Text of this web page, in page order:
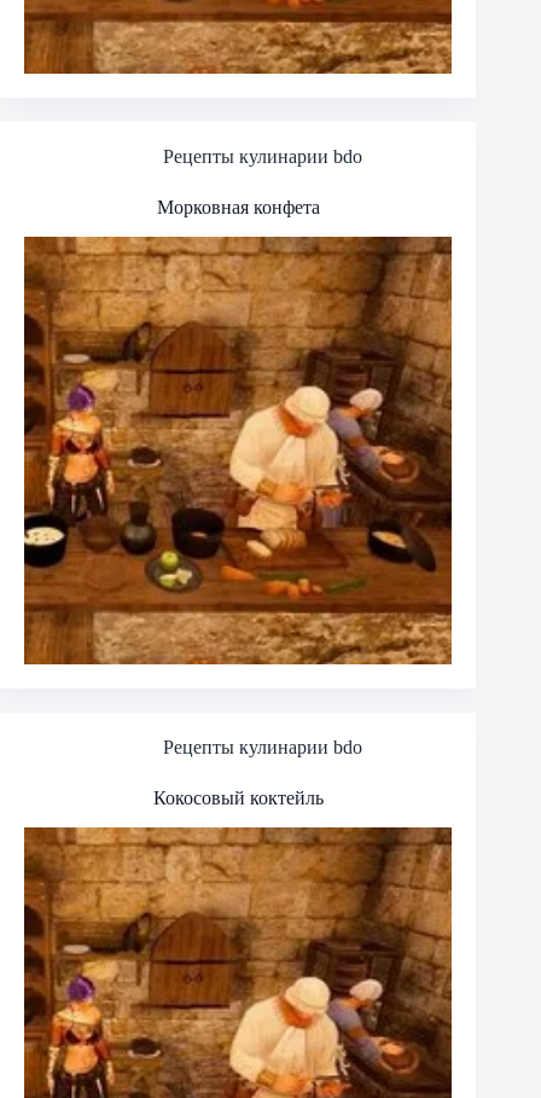
Рецепты кулинарии bdo
Морковная конфета
Рецепты кулинарии bdo
Кокосовый коктейль